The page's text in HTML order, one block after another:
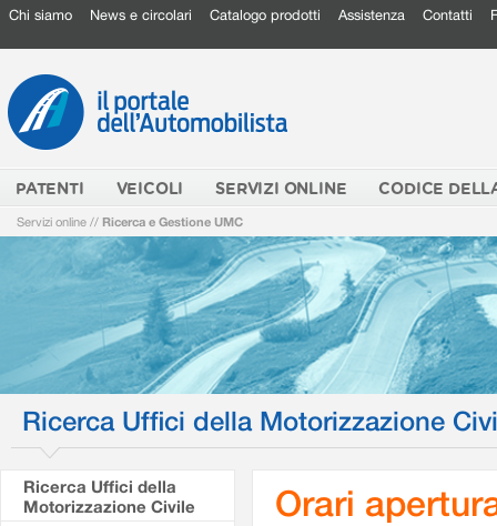
Chi siamo News e circolari Catalogo prodotti Assistenza Contatti
PATENTI VEICOLI SERVIZI ONLINE CODICE
Servizi online // Ricerca e Gestione UMC
Ricerca Uffici della Motorizzazione
Ricerca Uffici della
Motorizzazione Civile
Orari